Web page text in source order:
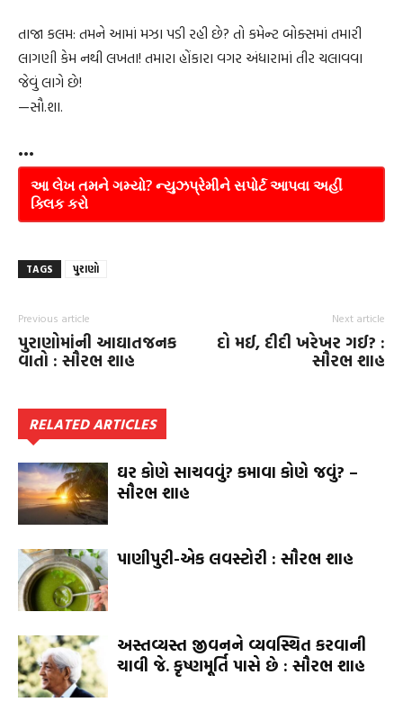
તાજા કલમ: તમને આમાં મઝા પડી રહી છે? તો કમેન્ટ બોક્સમાં તમારી
લાગણી કેમ નથી લખતા! તમારા હોંકારા વગર અંધારામાં તીર ચલાવવા
જેવું લાગે છે!
—સૌ.શા.
•••
આ લેખ તમને ગમ્યો? ન્યુઝપ્રેમીને સપોર્ટ આપવા અહીં
ક્લિક કરો
TAGS પુરાણો
Previous article
પુરાણોમાંની આઘાતજનક
વાતો : સૌરભ શાહ
Next article
દો મઈ, દીદી ખરેખર ગઈ? :
સૌરભ શાહ
RELATED ARTICLES
ઘર કોણે સાચવવું? કમાવા કોણે જવું? –
સૌરભ શાહ
પાણીપુરી-એક લવસ્ટોરી : સૌરભ શાહ
અસ્તવ્યસ્ત જીવનને વ્યવસ્થિત કરવાની
ચાવી જે. કૃષ્ણમૂર્તિ પાસે છે : સૌરભ શાહ